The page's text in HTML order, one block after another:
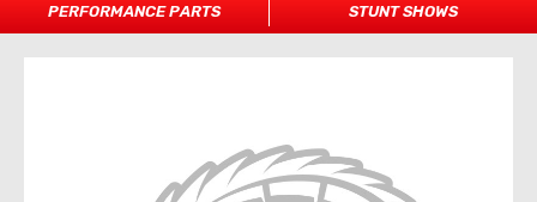
PERFORMANCE PARTS STUNT SHOWS